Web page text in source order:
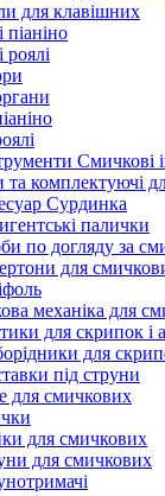
для клавішних
піаніно
роялі
Смичкові
та комплектуючі
Сурдинка
палички
по догляду за
для
механіка для
для скрипок і
для
під струни
для смичкових
для смичкових
для смичкових